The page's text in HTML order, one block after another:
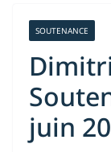
SOUTENANCE
juin